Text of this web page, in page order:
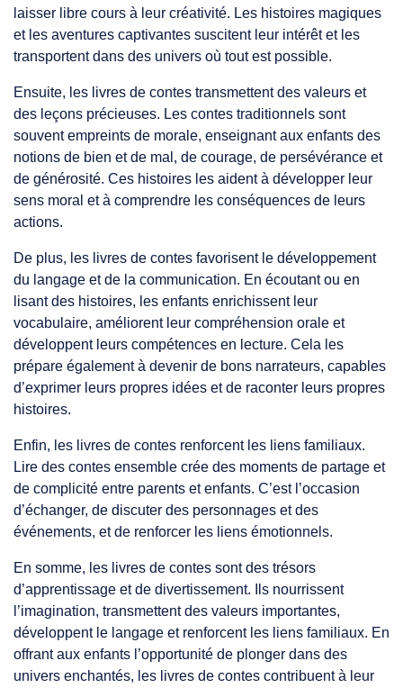
laisser libre cours à leur créativité. Les histoires magiques
et les aventures captivantes suscitent leur intérêt et les
transportent dans des univers où tout est possible.
Ensuite, les livres de contes transmettent des valeurs et
des leçons précieuses. Les contes traditionnels sont
souvent empreints de morale, enseignant aux enfants des
notions de bien et de mal, de courage, de persévérance et
de générosité. Ces histoires les aident à développer leur
sens moral et à comprendre les conséquences de leurs
actions.
De plus, les livres de contes favorisent le développement
du langage et de la communication. En écoutant ou en
lisant des histoires, les enfants enrichissent leur
vocabulaire, améliorent leur compréhension orale et
développent leurs compétences en lecture. Cela les
prépare également à devenir de bons narrateurs, capables
d’exprimer leurs propres idées et de raconter leurs propres
histoires.
Enfin, les livres de contes renforcent les liens familiaux.
Lire des contes ensemble crée des moments de partage et
de complicité entre parents et enfants. C’est l’occasion
d’échanger, de discuter des personnages et des
événements, et de renforcer les liens émotionnels.
En somme, les livres de contes sont des trésors
d’apprentissage et de divertissement. Ils nourrissent
l’imagination, transmettent des valeurs importantes,
développent le langage et renforcent les liens familiaux. En
offrant aux enfants l’opportunité de plonger dans des
univers enchantés, les livres de contes contribuent à leur